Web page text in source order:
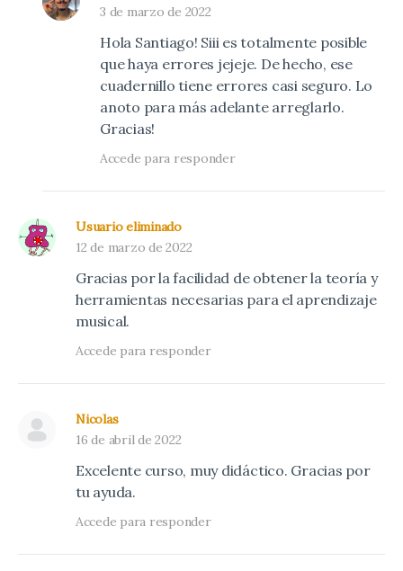
3 de marzo de 2022
Hola Santiago! Siii es totalmente posible
que haya errores jejeje. De hecho, ese
cuadernillo tiene errores casi seguro. Lo
anoto para más adelante arreglarlo.
Gracias!
Accede para responder
Usuario eliminado
12 de marzo de 2022
Gracias por la facilidad de obtener la teoría y
herramientas necesarias para el aprendizaje
musical.
Accede para responder
Nicolas
16 de abril de 2022
Excelente curso, muy didáctico. Gracias por
tu ayuda.
Accede para responder